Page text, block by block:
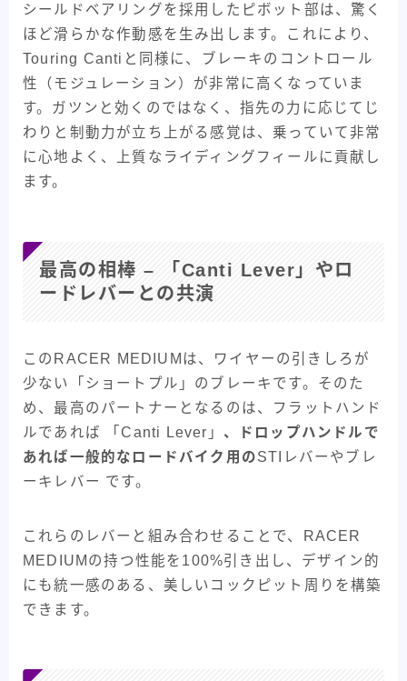
シールドベアリングを採用したピボット部は、驚く
ほど滑らかな作動感を生み出します。これにより、
Touring Cantiと同様に、ブレーキのコントロール
性（モジュレーション）が非常に高くなっていま
す。ガツンと効くのではなく、指先の力に応じてじ
わりと制動力が立ち上がる感覚は、乗っていて非常
に心地よく、上質なライディングフィールに貢献し
ます。
最高の相棒 – 「Canti Lever」やロ
ードレバーとの共演
このRACER MEDIUMは、ワイヤーの引きしろが
少ない「ショートプル」のブレーキです。そのた
め、最高のパートナーとなるのは、フラットハンド
ルであれば 「Canti Lever」 、ドロップハンドルで
あれば一般的なロードバイク用のSTIレバーやブレ
ーキレバー です。
これらのレバーと組み合わせることで、RACER
MEDIUMの持つ性能を100%引き出し、デザイン的
にも統一感のある、美しいコックピット周りを構築
できます。